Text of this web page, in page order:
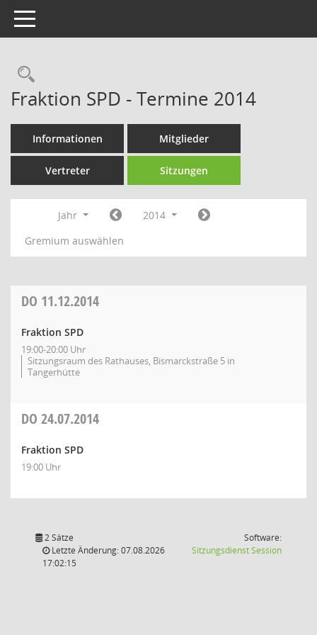
Toggle navigation
Rechercheauswahl
Fraktion SPD - Termine 2014
Informationen Mitglieder
Vertreter Sitzungen
Jahr
2014
Gremium auswählen
DO 11.12.2014
Fraktion SPD
19:00-20:00 Uhr
Sitzungsraum des Rathauses, Bismarckstraße 5 in
Tangerhütte
DO 24.07.2014
Fraktion SPD
19:00 Uhr
2 Sätze
Letzte Änderung: 07.08.2026
17:02:15
Software:
SitzungsdienstSession(Wird in